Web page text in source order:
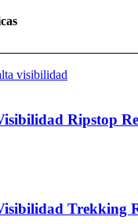
Ripstop
Trekking